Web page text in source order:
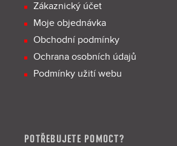
Zákaznický účet
Moje objednávka
Obchodní podmínky
Ochrana osobních údajů
Podmínky užití webu
POTŘEBUJETE POMOCT?